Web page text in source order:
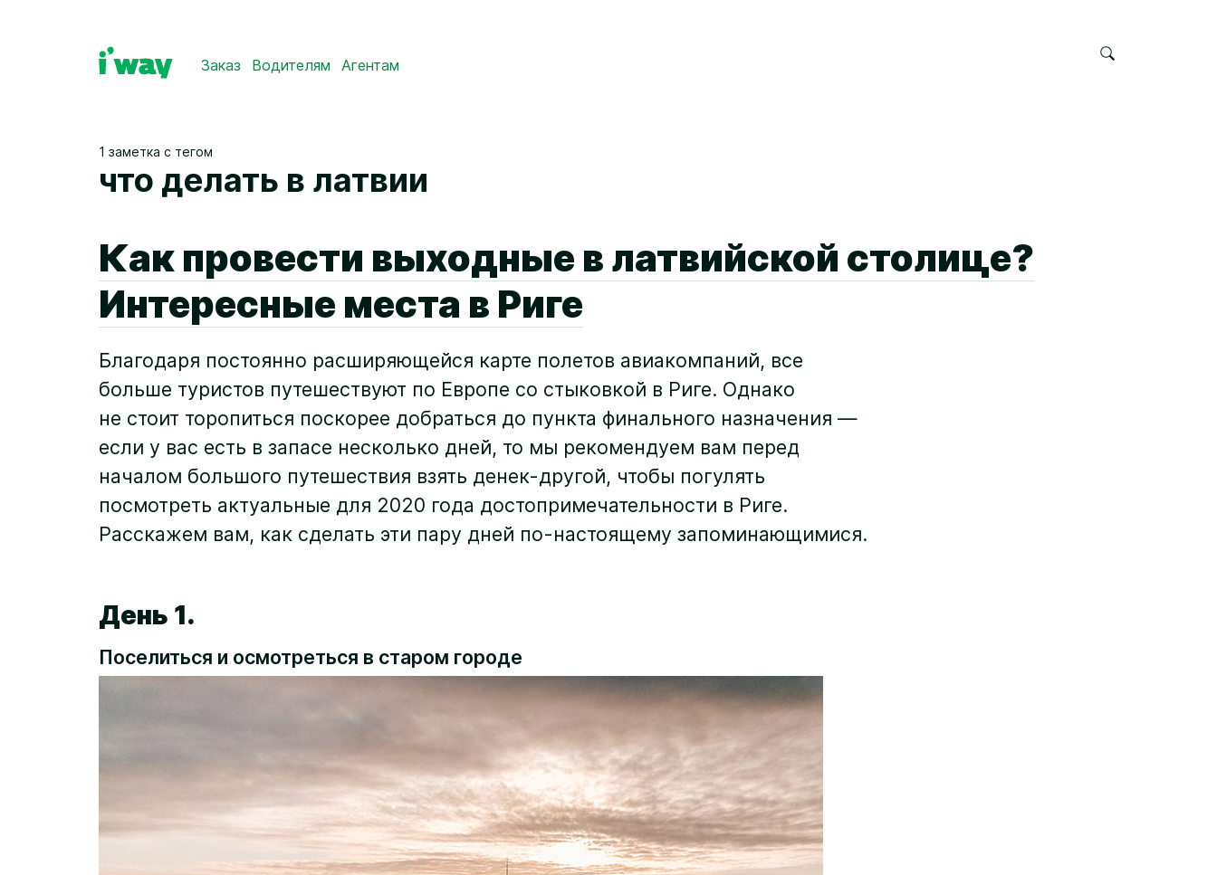
Заказ Водителям Агентам
1 заметка с тегом
что делать в латвии
Как провести выходные в латвийской столице?
Интересные места в Риге
Благодаря постоянно расширяющейся карте полетов авиакомпаний, все
больше туристов путешествуют по Европе со стыковкой в Риге. Однако
не стоит торопиться поскорее добраться до пункта финального назначения —
если у вас есть в запасе несколько дней, то мы рекомендуем вам перед
началом большого путешествия взять денек-другой, чтобы погулять
посмотреть актуальные для 2020 года достопримечательности в Риге.
Расскажем вам, как сделать эти пару дней по-настоящему запоминающимися.
День 1.
Поселиться и осмотреться в старом городе